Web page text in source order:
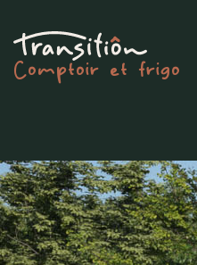
Comptoir et frigo